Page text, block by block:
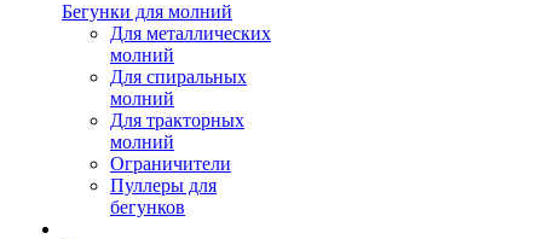
Бегунки для молний
Для металлических
молний
Для спиральных
молний
Для тракторных
молний
Ограничители
Пуллеры для
бегунков